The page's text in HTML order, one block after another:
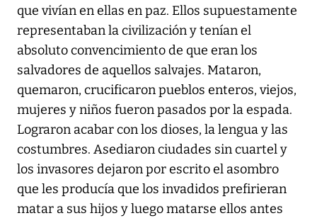
que vivían en ellas en paz. Ellos supuestamente
representaban la civilización y tenían el
absoluto convencimiento de que eran los
salvadores de aquellos salvajes. Mataron,
quemaron, crucificaron pueblos enteros, viejos,
mujeres y niños fueron pasados por la espada.
Lograron acabar con los dioses, la lengua y las
costumbres. Asediaron ciudades sin cuartel y
los invasores dejaron por escrito el asombro
que les producía que los invadidos prefirieran
matar a sus hijos y luego matarse ellos antes